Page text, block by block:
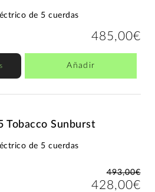
de 5 cuerdas
485,00€
Añadir
Tobacco Sunburst
de 5 cuerdas
493,00€
428,00€